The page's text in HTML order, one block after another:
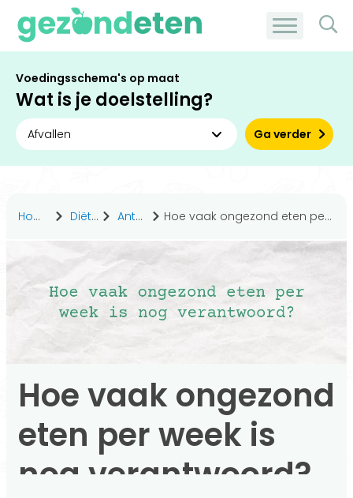
Voedingsschema's op maat
Wat is je doelstelling?
Ga verder
Home Diëten Antwoorden Hoe vaak ongezond eten per week is nog verantwoord?
Hoe vaak ongezond
eten per week is
nog verantwoord?